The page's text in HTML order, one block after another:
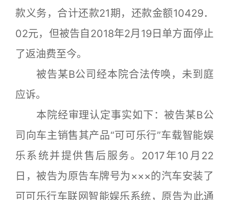
款义务，合计还款21期，还款金额10429．
02元，但被告自2018年2月19日单方面停止
了返油费至今。
被告某B公司经本院合法传唤，未到庭
应诉。
本院经审理认定事实如下：被告某B公
司向车主销售其产品“可可乐行”车载智能娱
乐系统并提供售后服务。2017年10月22
日，被告为原告车牌号为×××的汽车安装了
可可乐行车联网智能娱乐系统，原告为此通